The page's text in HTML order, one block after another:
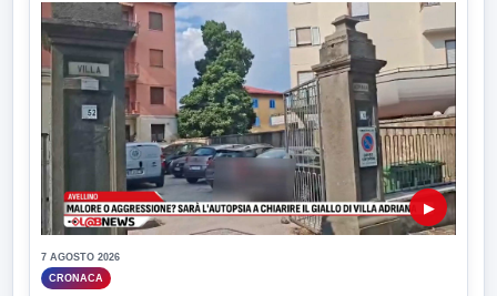
▶
7 AGOSTO 2026
CRONACA